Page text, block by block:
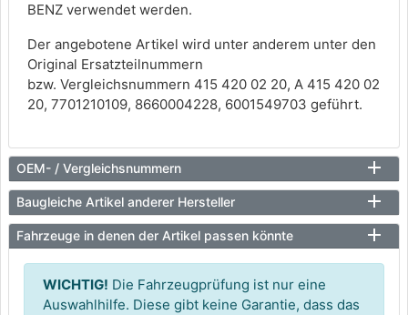
BENZ verwendet werden.
Der angebotene Artikel wird unter anderem unter den
Original Ersatzteilnummern
bzw. Vergleichsnummern 415 420 02 20, A 415 420 02
20, 7701210109, 8660004228, 6001549703 geführt.
OEM- / Vergleichsnummern
Baugleiche Artikel anderer Hersteller
Fahrzeuge in denen der Artikel passen könnte
WICHTIG! Die Fahrzeugprüfung ist nur eine
Auswahlhilfe. Diese gibt keine Garantie, dass das